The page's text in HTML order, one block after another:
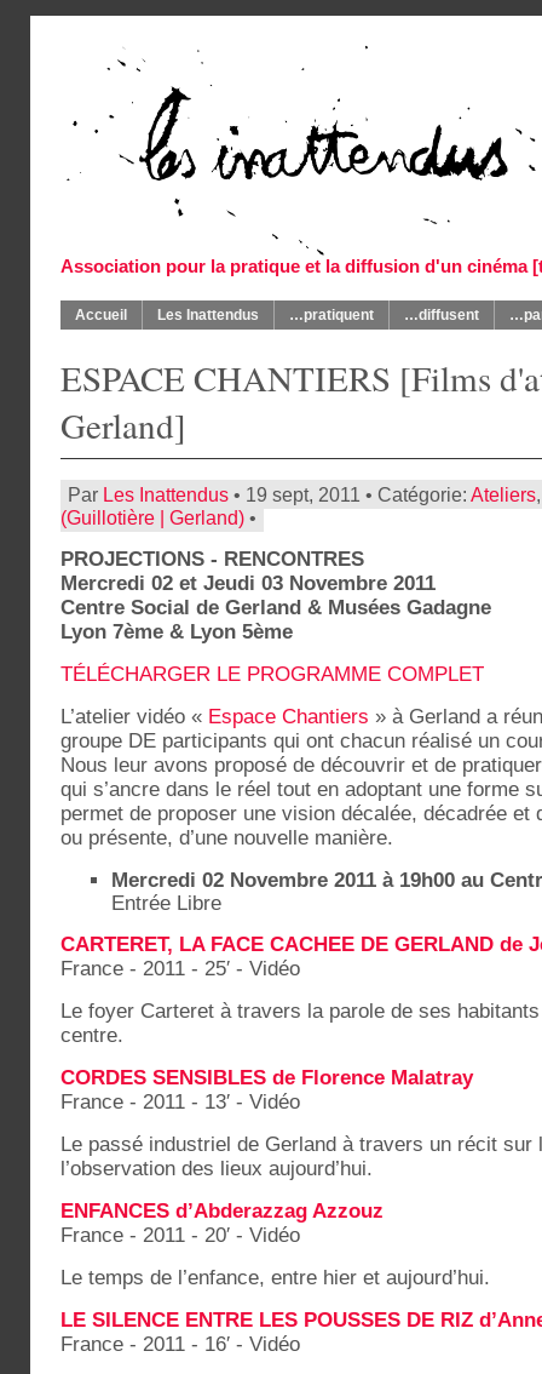
Association pour la pratique et la diffusion d'un cinéma
Accueil Les Inattendus …pratiquent …diffusent
ESPACE CHANTIERS [Films
Gerland]
Par Les Inattendus • 19 sept, 2011 • Catégorie: Ateliers
(Guillotière | Gerland) •
PROJECTIONS - RENCONTRES
Mercredi 02 et Jeudi 03 Novembre 2011
Centre Social de Gerland & Musées Gadagne
Lyon 7ème & Lyon 5ème
TÉLÉCHARGER LE PROGRAMME COMPLET
L’atelier vidéo « Espace Chantiers » à Gerland a
groupe DE participants qui ont chacun réalisé un
Nous leur avons proposé de découvrir et de
qui s’ancre dans le réel tout en adoptant une forme
permet de proposer une vision décalée, décadrée et
ou présente, d’une nouvelle manière.
Mercredi 02 Novembre 2011 à 19h00 au
Entrée Libre
CARTERET, LA FACE CACHEE DE GERLAND de
France - 2011 - 25′ - Vidéo
Le foyer Carteret à travers la parole de ses
centre.
CORDES SENSIBLES de Florence Malatray
France - 2011 - 13′ - Vidéo
Le passé industriel de Gerland à travers un récit sur
l’observation des lieux aujourd’hui.
ENFANCES d’Abderazzag Azzouz
France - 2011 - 20′ - Vidéo
Le temps de l’enfance, entre hier et aujourd’hui.
LE SILENCE ENTRE LES POUSSES DE RIZ
France - 2011 - 16′ - Vidéo